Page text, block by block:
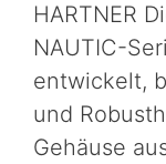
HARTNER
NAUTIC-
entwickelt,
und
Gehäuse